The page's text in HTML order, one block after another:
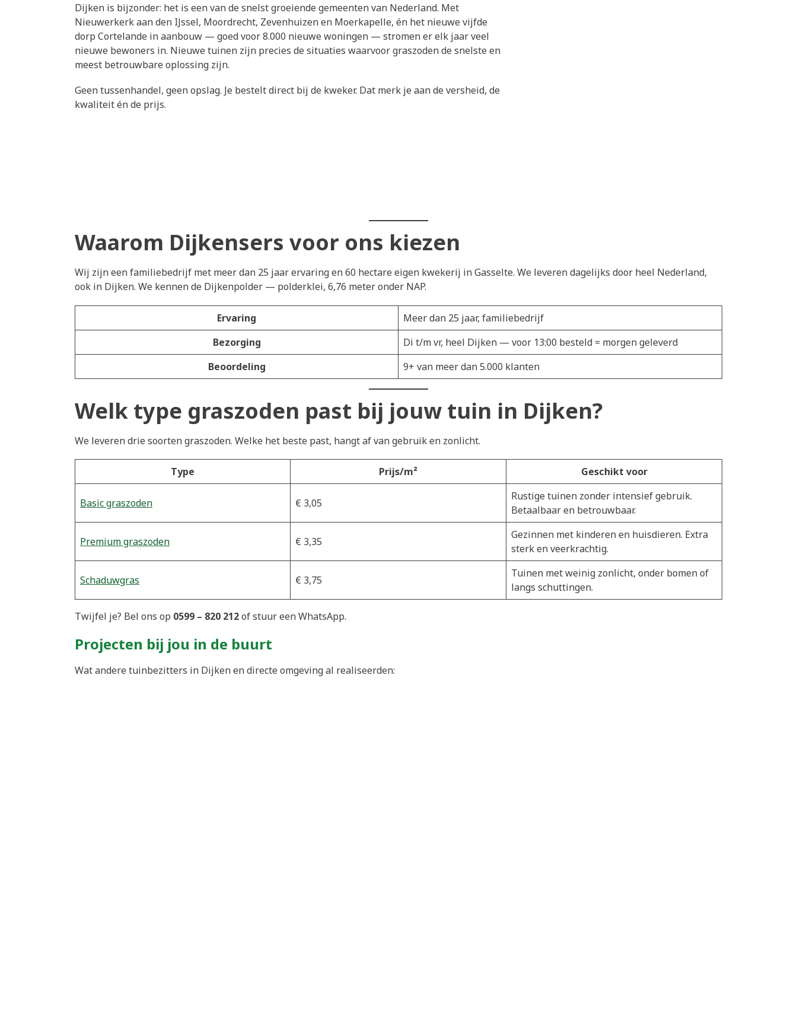
Dijken is bijzonder: het is een van de snelst groeiende gemeenten van Nederland. Met
Nieuwerkerk aan den IJssel, Moordrecht, Zevenhuizen en Moerkapelle, én het nieuwe vijfde
dorp Cortelande in aanbouw — goed voor 8.000 nieuwe woningen — stromen er elk jaar veel
nieuwe bewoners in. Nieuwe tuinen zijn precies de situaties waarvoor graszoden de snelste en
meest betrouwbare oplossing zijn.
Geen tussenhandel, geen opslag. Je bestelt direct bij de kweker. Dat merk je aan de versheid, de
kwaliteit én de prijs.
Waarom Dijkensers voor ons kiezen
Wij zijn een familiebedrijf met meer dan 25 jaar ervaring en 60 hectare eigen kwekerij in Gasselte. We leveren dagelijks door heel Nederland,
ook in Dijken. We kennen de Dijkenpolder — polderklei, 6,76 meter onder NAP.
Ervaring
Meer dan 25 jaar, familiebedrijf
Bezorging
Di t/m vr, heel Dijken — voor 13:00 besteld = morgen geleverd
Beoordeling
9+ van meer dan 5.000 klanten
Welk type graszoden past bij jouw tuin in Dijken?
We leveren drie soorten graszoden. Welke het beste past, hangt af van gebruik en zonlicht.
Type Prijs/m² Geschikt voor
Basic graszoden € 3,05
Rustige tuinen zonder intensief gebruik.
Betaalbaar en betrouwbaar.
Premium graszoden € 3,35
Gezinnen met kinderen en huisdieren. Extra
sterk en veerkrachtig.
Schaduwgras € 3,75
Tuinen met weinig zonlicht, onder bomen of
langs schuttingen.
Twijfel je? Bel ons op 0599 – 820 212of stuur een WhatsApp.
Projecten bij jou in de buurt
Wat andere tuinbezitters in Dijken en directe omgeving al realiseerden: